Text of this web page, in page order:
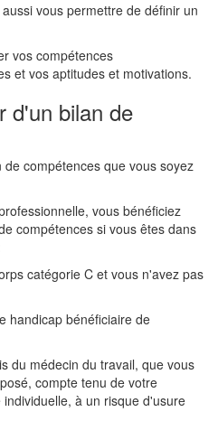
vous permettre de définir un
vos compétences
et vos aptitudes et motivations.
d'un bilan de
compétences que vous soyez
vous bénéficiez
compétences si vous êtes dans
catégorie C et vous n'avez pas
handicap bénéficiaire de
du médecin du travail, que vous
compte tenu de votre
à un risque d'usure